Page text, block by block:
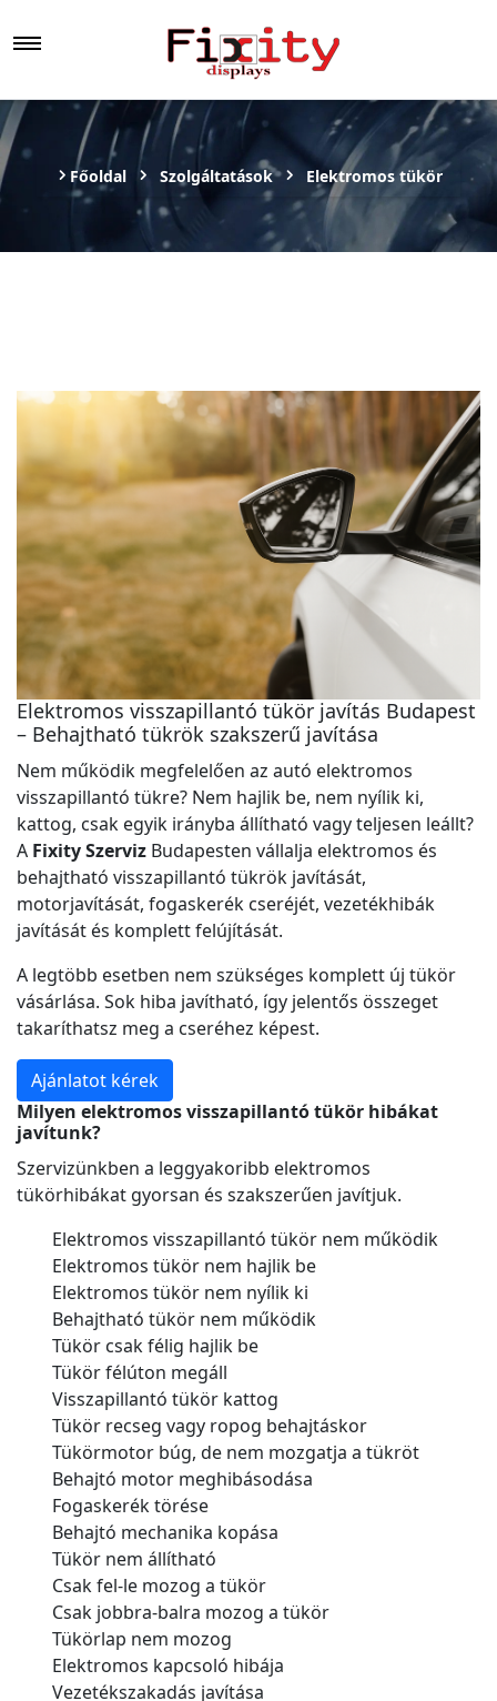
Főoldal Szolgáltatások Elektromos tükör
Elektromos visszapillantó tükör javítás Budapest
– Behajtható tükrök szakszerű javítása
Nem működik megfelelően az autó elektromos
visszapillantó tükre? Nem hajlik be, nem nyílik ki,
kattog, csak egyik irányba állítható vagy teljesen leállt?
A Fixity Szerviz Budapesten vállalja elektromos és
behajtható visszapillantó tükrök javítását,
motorjavítását, fogaskerék cseréjét, vezetékhibák
javítását és komplett felújítását.
A legtöbb esetben nem szükséges komplett új tükör
vásárlása. Sok hiba javítható, így jelentős összeget
takaríthatsz meg a cseréhez képest.
Ajánlatot kérek
Milyen elektromos visszapillantó tükör hibákat
javítunk?
Szervizünkben a leggyakoribb elektromos
tükörhibákat gyorsan és szakszerűen javítjuk.
Elektromos visszapillantó tükör nem működik
Elektromos tükör nem hajlik be
Elektromos tükör nem nyílik ki
Behajtható tükör nem működik
Tükör csak félig hajlik be
Tükör félúton megáll
Visszapillantó tükör kattog
Tükör recseg vagy ropog behajtáskor
Tükörmotor búg, de nem mozgatja a tükröt
Behajtó motor meghibásodása
Fogaskerék törése
Behajtó mechanika kopása
Tükör nem állítható
Csak fel-le mozog a tükör
Csak jobbra-balra mozog a tükör
Tükörlap nem mozog
Elektromos kapcsoló hibája
Vezetékszakadás javítása